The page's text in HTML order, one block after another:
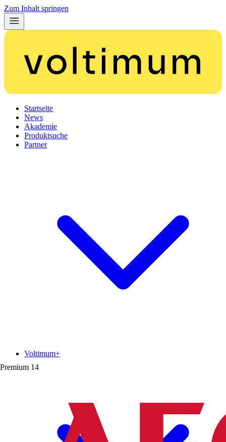
Zum Inhalt springen
Startseite
News
Akademie
Produktsuche
Partner
Premium 14
Voltimum+